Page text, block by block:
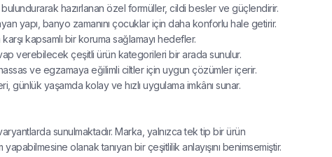
hazırlanan özel formüller, cildi besler ve güçlendirir.
yapı, banyo zamanını çocuklar için daha konforlu hale getirir.
kapsamlı bir koruma sağlamayı hedefler.
verebilecek çeşitli ürün kategorileri bir arada sunulur.
ve egzamaya eğilimli ciltler için uygun çözümler içerir.
günlük yaşamda kolay ve hızlı uygulama imkânı sunar.
sunulmaktadır. Marka, yalnızca tek tip bir ürün
yapabilmesine olanak tanıyan bir çeşitlilik anlayışını benimsemiştir.